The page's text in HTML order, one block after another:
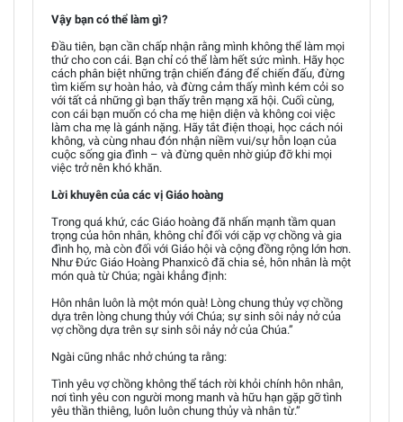
Vậy bạn có thể làm gì?
Đầu tiên, bạn cần chấp nhận rằng mình không thể làm mọi
thứ cho con cái. Bạn chỉ có thể làm hết sức mình. Hãy học
cách phân biệt những trận chiến đáng để chiến đấu, đừng
tìm kiếm sự hoàn hảo, và đừng cảm thấy mình kém cỏi so
với tất cả những gì bạn thấy trên mạng xã hội. Cuối cùng,
con cái bạn muốn có cha mẹ hiện diện và không coi việc
làm cha mẹ là gánh nặng. Hãy tắt điện thoại, học cách nói
không, và cùng nhau đón nhận niềm vui/sự hỗn loạn của
cuộc sống gia đình – và đừng quên nhờ giúp đỡ khi mọi
việc trở nên khó khăn.
Lời khuyên của các vị Giáo hoàng
Trong quá khứ, các Giáo hoàng đã nhấn mạnh tầm quan
trọng của hôn nhân, không chỉ đối với cặp vợ chồng và gia
đình họ, mà còn đối với Giáo hội và cộng đồng rộng lớn hơn.
Như Đức Giáo Hoàng Phanxicô đã chia sẻ, hôn nhân là một
món quà từ Chúa; ngài khẳng định:
Hôn nhân luôn là một món quà! Lòng chung thủy vợ chồng
dựa trên lòng chung thủy với Chúa; sự sinh sôi nảy nở của
vợ chồng dựa trên sự sinh sôi nảy nở của Chúa.”
Ngài cũng nhắc nhở chúng ta rằng:
Tình yêu vợ chồng không thể tách rời khỏi chính hôn nhân,
nơi tình yêu con người mong manh và hữu hạn gặp gỡ tình
yêu thần thiêng, luôn luôn chung thủy và nhân từ.”